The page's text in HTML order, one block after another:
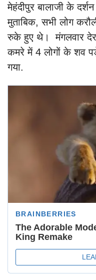
मेहंदीपुर बालाजी के
मुताबिक, सभी लोग
रुके हुए थे। मंगलवार देर
कमरे में 4 लोगों के शव
गया.